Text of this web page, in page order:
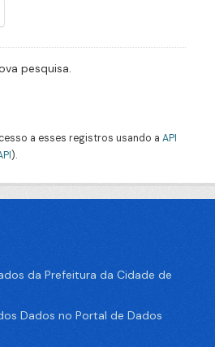
pesquisa.
a esses registros usando a API
).
da Prefeitura da Cidade de
Dados no Portal de Dados